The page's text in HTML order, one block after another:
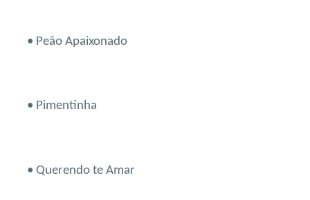
• Peão Apaixonado
• Pimentinha
• Querendo te Amar